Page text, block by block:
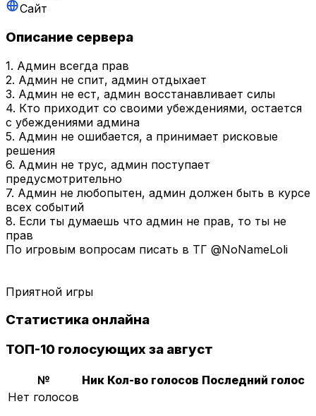
Сайт
Описание сервера
1. Админ всегда прав
2. Админ не спит, админ отдыхает
3. Админ не ест, админ восстанавливает силы
4. Кто приходит со своими убеждениями, остается
с убеждениями админа
5. Админ не ошибается, а принимает рисковые
решения
6. Админ не трус, админ поступает
предусмотрительно
7. Админ не любопытен, админ должен быть в курсе
всех событий
8. Если ты думаешь что админ не прав, то ты не
прав
По игровым вопросам писать в ТГ @NoNameLoli
Приятной игры
Статистика онлайна
ТОП-10 голосующих за август
№ Ник Кол-во голосов Последний голос
Нет голосов